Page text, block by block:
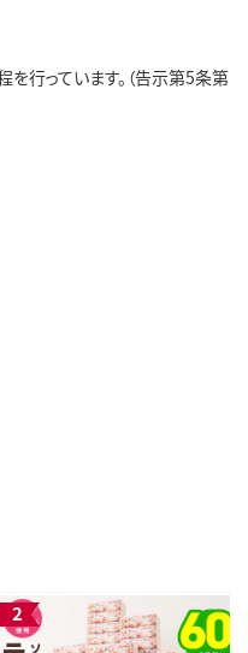
行っています。（告示第5条第